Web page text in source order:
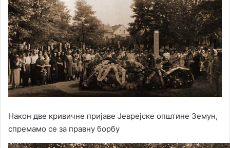
Након две кривичне пријаве Јеврејске општине Земун,
спремамо се за правну борбу